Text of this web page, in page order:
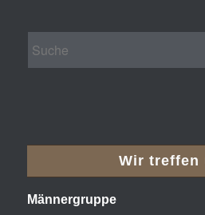
Wir treffen
Männergruppe